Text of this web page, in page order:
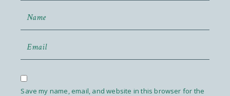
Save my name, email, and website in this browser for the